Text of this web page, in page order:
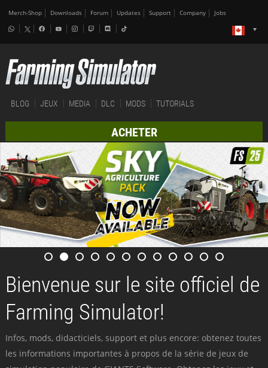
Merch-Shop Downloads Forum Updates Support Company Jobs
BLOG JEUX MEDIA DLC MODS TUTORIALS
ACHETER
Bienvenue sur le site officiel de
Farming Simulator!
Infos, mods, didacticiels, support et plus encore: obtenez toutes
les informations importantes à propos de la série de jeux de